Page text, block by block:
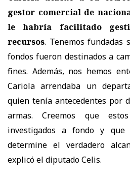
gestor comercial de
le habría facilitado
recursos. Tenemos fundadas
fondos fueron destinados a
fines. Además, nos hemos
Cariola arrendaba un
quien tenía antecedentes por
armas. Creemos que
investigados a fondo y
determine el verdadero
explicó el diputado Celis.